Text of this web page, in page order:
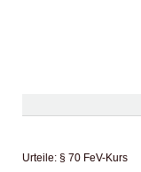
Urteile: § 70 FeV-Kurs